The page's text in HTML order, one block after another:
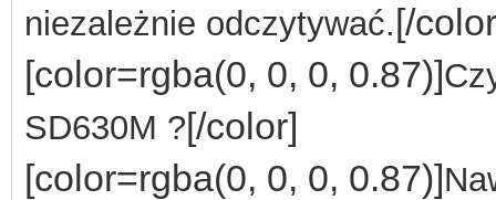
niezależnie odczytywać.[/
[color=rgba(0, 0, 0, 0.87)]
SD630M ?[/color]
[color=rgba(0, 0, 0, 0.87)]